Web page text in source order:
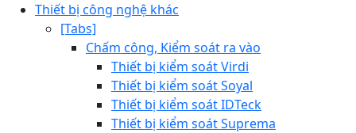
Thiết bị công nghệ khác
[Tabs]
Chấm công, Kiểm soát ra vào
Thiết bị kiểm soát Virdi
Thiết bị kiểm soát Soyal
Thiết bị kiểm soát IDTeck
Thiết bị kiểm soát Suprema